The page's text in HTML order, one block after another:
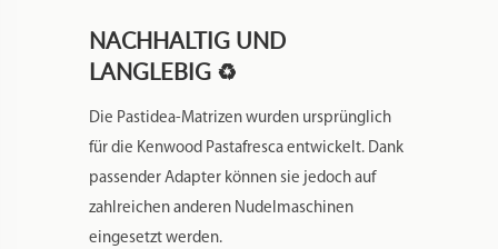
NACHHALTIG UND
LANGLEBIG ♻️
Die Pastidea-Matrizen wurden ursprünglich
für die Kenwood Pastafresca entwickelt. Dank
passender Adapter können sie jedoch auf
zahlreichen anderen Nudelmaschinen
eingesetzt werden.